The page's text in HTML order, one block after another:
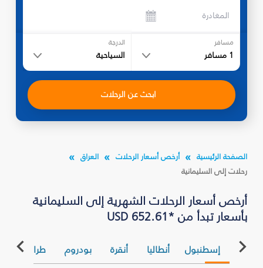
المغادرة
مسافر
1 مسافر
الدرجة
السياحية
ابحث عن الرحلات
الصفحة الرئيسية أرخص أسعار الرحلات
العراق
رحلات إلى السليمانية‎
أرخص أسعار الرحلات الشهرية إلى السليمانية‎
بأسعار تبدأ من *USD 652.61
إسطنبول أنطاليا أنقرة بودروم طرابزون